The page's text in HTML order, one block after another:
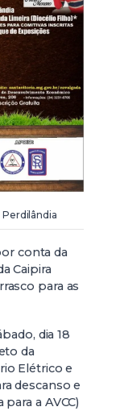
conta da
Caipira
para as
dia 18
da
Elétrico e
descanso e
a AVCC)